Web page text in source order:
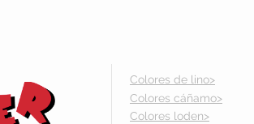
Colores de lino>
Colores cáñamo>
Colores loden>